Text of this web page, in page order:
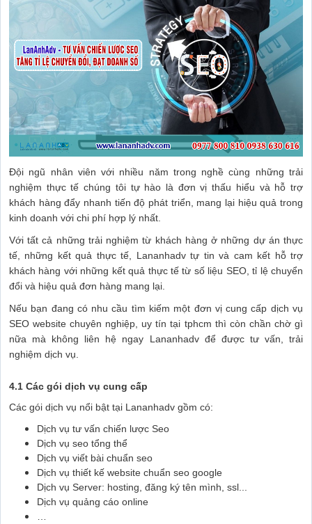
Đội ngũ nhân viên với nhiều năm trong nghề cùng những trải
nghiệm thực tế chúng tôi tự hào là đơn vị thấu hiểu và hỗ trợ
khách hàng đẩy nhanh tiến độ phát triển, mang lại hiệu quả trong
kinh doanh với chi phí hợp lý nhất.
Với tất cả những trải nghiệm từ khách hàng ở những dự án thực
tế, những kết quả thực tế, Lananhadv tự tin và cam kết hỗ trợ
khách hàng với những kết quả thực tế từ số liệu SEO, tỉ lệ chuyển
đổi và hiệu quả đơn hàng mang lại.
Nếu bạn đang có nhu cầu tìm kiếm một đơn vị cung cấp dịch vụ
SEO website chuyên nghiệp, uy tín tại tphcm thì còn chần chờ gì
nữa mà không liên hệ ngay Lananhadv để được tư vấn, trải
nghiệm dịch vụ.
4.1 Các gói dịch vụ cung cấp
Các gói dịch vụ nổi bật tại Lananhadv gồm có:
Dịch vụ tư vấn chiến lược Seo
Dịch vụ seo tổng thể
Dịch vụ viết bài chuẩn seo
Dịch vụ thiết kế website chuẩn seo google
Dịch vụ Server: hosting, đăng ký tên mình, ssl...
Dịch vụ quảng cáo online
…